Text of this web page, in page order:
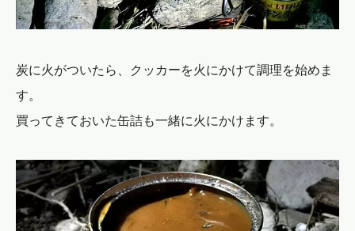
炭に火がついたら、クッカーを火にかけて調理を始めま
す。
買ってきておいた缶詰も一緒に火にかけます。